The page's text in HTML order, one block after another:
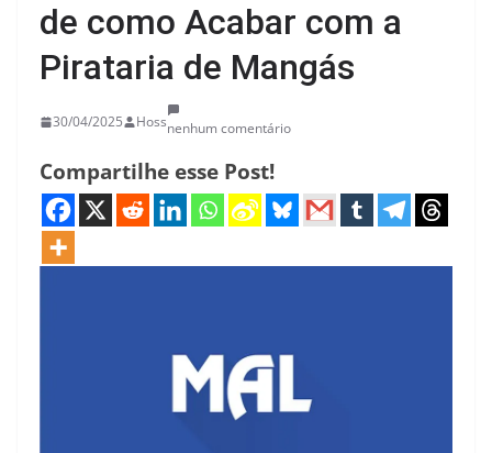
de como Acabar com a
Pirataria de Mangás
30/04/2025 Hossnenhum comentário
Compartilhe esse Post!